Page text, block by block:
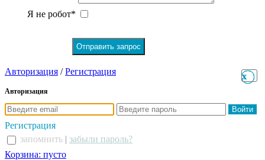
Я не робот*
Авторизация /Регистрация x
x
Авторизация
Регистрация
запомнить | забыли пароль?
Корзина: пусто